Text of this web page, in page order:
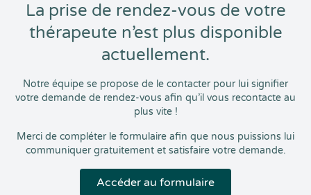
La prise de rendez-vous de votre
thérapeute n’est plus disponible
actuellement.
Notre équipe se propose de le contacter pour lui signifier
votre demande de rendez-vous afin qu’il vous recontacte au
plus vite !
Merci de compléter le formulaire afin que nous puissions lui
communiquer gratuitement et satisfaire votre demande.
Accéder au formulaire